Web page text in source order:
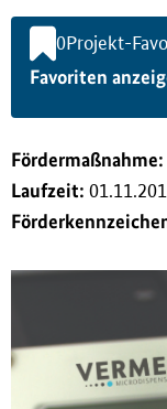
0Projekt-
Favoriten
Fördermaßnahme:
Laufzeit: